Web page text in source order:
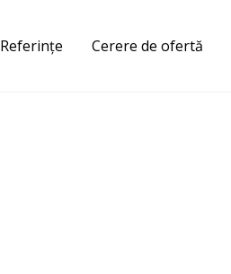
Referințe Cerere de ofertă